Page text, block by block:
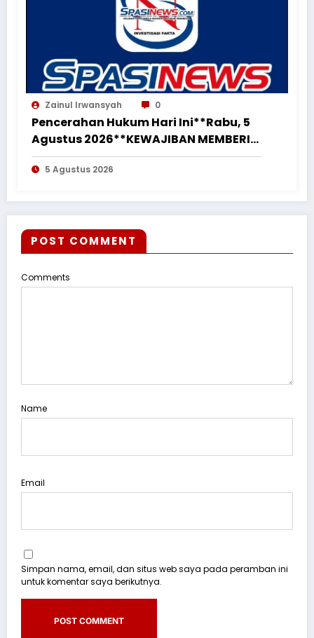
Zainul Irwansyah 0
Pencerahan Hukum Hari Ini**Rabu, 5
Agustus 2026**KEWAJIBAN MEMBERI
NAFKAH PASCA-PERCERAIAN KEPADA
MANTAN ISTRI DAN ANAK MASIH
5 Agustus 2026
POST COMMENT
Comments
Name
Email
Simpan nama, email, dan situs web saya pada peramban ini
untuk komentar saya berikutnya.